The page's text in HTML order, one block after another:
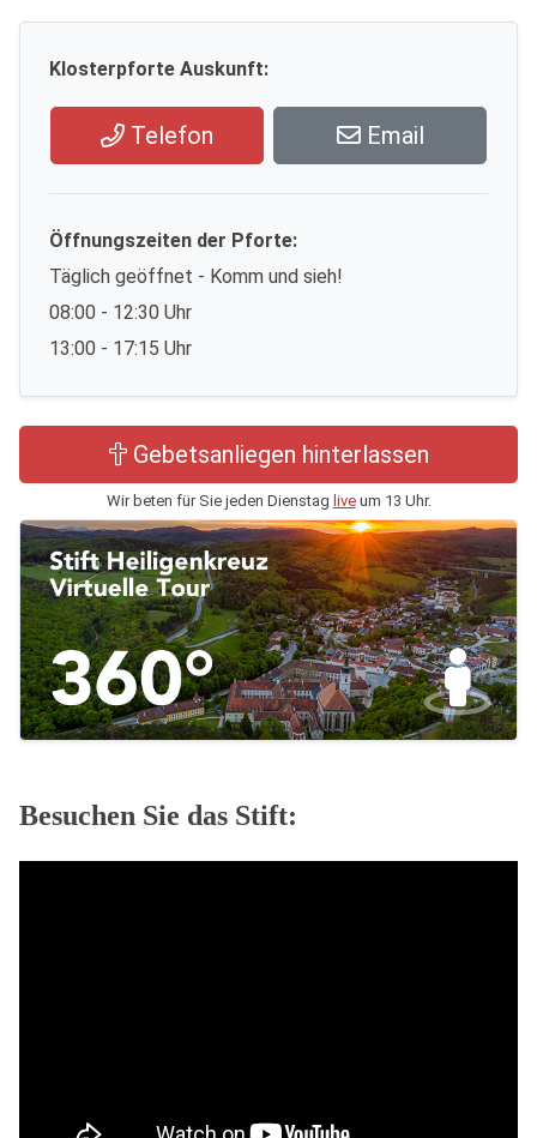
Klosterpforte Auskunft:
Telefon Email
Öffnungszeiten der Pforte:
Täglich geöffnet - Komm und sieh!
08:00 - 12:30 Uhr
13:00 - 17:15 Uhr
Gebetsanliegen hinterlassen
Wir beten für Sie jeden Dienstag liveum 13 Uhr.
Besuchen Sie das Stift: